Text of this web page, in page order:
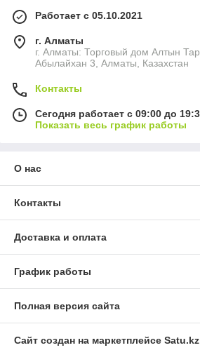
Работает с 05.10.2021
г. Алматы
г. Алматы: Торговый дом Алтын
Абылайхан 3, Алматы, Казахстан
Контакты
Сегодня работает с 09:00 до
Показать весь график работы
О нас
Контакты
Доставка и оплата
График работы
Полная версия сайта
Сайт создан на маркетплейсе Satu.kz